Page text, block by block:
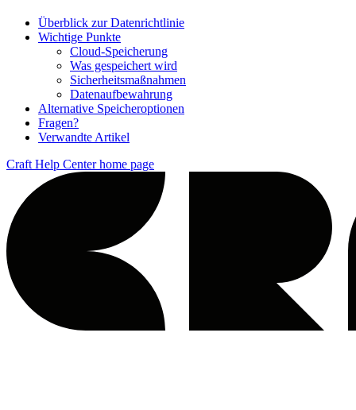
Überblick zur Datenrichtlinie
Wichtige Punkte
Cloud-Speicherung
Was gespeichert wird
Sicherheitsmaßnahmen
Datenaufbewahrung
Alternative Speicheroptionen
Fragen?
Verwandte Artikel
Craft Help Centerhome page